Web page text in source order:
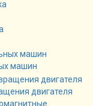
машин
двигателя